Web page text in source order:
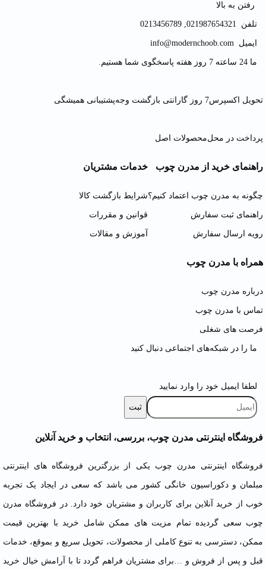
رفتن به بالا
تلفن 021987654321
,
0213456789
ایمیل info@modernchoob.com
ما 24 ساعته 7 روز هفته پاسخگوی شما هستیم.
تحویل اکسپرس7 روز گارانتی بازگشت وجه پشتیبانی همیشگی
پرداخت در محلمحصولات اصل
راهنمای خرید از مدرن چوب
چگونه به مدرن چوب اعتماد کنیم؟
راهنمای ثبت سفارش
رویه ارسال سفارش
خدمات مشتریان
شرایط بازگشت کالا
قوانین و مقررات
آموزش و مقالات
همراه با مدرن چوب
درباره مدرن چوب
تماس با مدرن چوب
فرصت های شغلی
ما را در شبکه‌های اجتماعی دنبال کنید
لطفا ایمیل خود را وارد نمایید
فروشگاه اینترنتی مدرن چوب، بررسی، انتخاب و خرید آنلاین
فروشگاه اینترنتی مدرن چوب یکی از بزرگترین فروشگاه های اینترنتی
مبلمان و دکوراسیون خانگی کشور می باشد که سعی در ایجاد یک تجربه
خوب از خرید آنلاین برای کاربران و مشتریان خود دارد. در فروشگاه مدرن
چوب سعی گردیده تمام مزیت های ممکن شامل خرید با بهترین قیمت
ممکن، دسترسی به تنوع کاملی از محصولات، تحویل سریع و بموقع، خدمات
قبل و پس از فروش و …برای مشتریان فراهم گردد تا با آرامش خیال خرید